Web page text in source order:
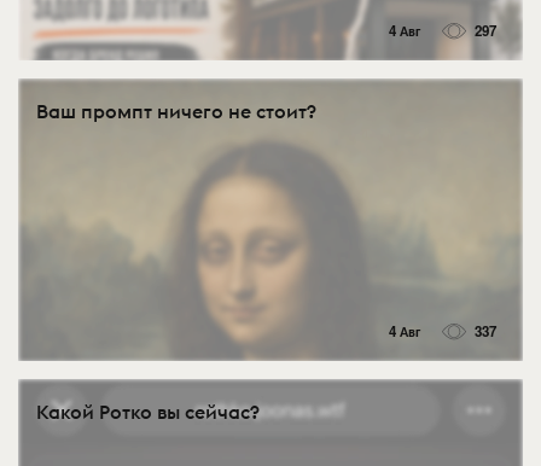
4 Авг 297
Ваш промпт ничего не стоит?
4 Авг 337
Какой Ротко вы сейчас?